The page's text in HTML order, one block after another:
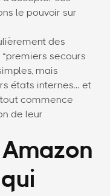
le pouvoir sur
des
secours
mais
états internes… et
commence
de leur